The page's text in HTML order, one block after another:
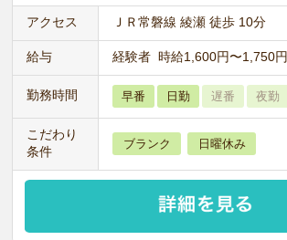
アクセス ＪＲ常磐線 綾瀬 徒歩 10分
給与 経験者 時給1,600円〜1,750円
勤務時間 早番 日勤 遅番 夜勤
こだわり
条件
ブランク 日曜休み